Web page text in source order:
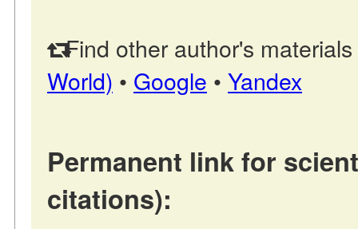
Find other author's
World) • Google • Yandex
Permanent link for
citations):